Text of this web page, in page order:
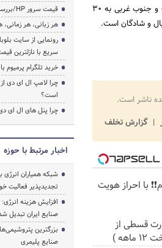
شرکت مارون از شمال به هفتگل و نفت سفید، از شرق و جنوب شرقی به رودخانه جراحی و از غرب و جنوب غربی به 30
ناشر است.
گزارش تخلف
وام❗❗ با احراز هویت
قسطی از
)
قیمت سرور HP/بررسی و خرید سرور اچ پی
هر زبانی، هر زمانی،
رونمایی از سایت
سریع با نازلترین
خرید تلگرام پرمیوم
چرا لامپ ال ای دی
است؟
چرا پنل های ال ای
اخبار مرتبط با حوزه
شبکه همیاران
تجدیدپذیر فعالیت
افزایش هزینه
صنایع ایران تبدیل
بزرگترین
صنایع پلیمری